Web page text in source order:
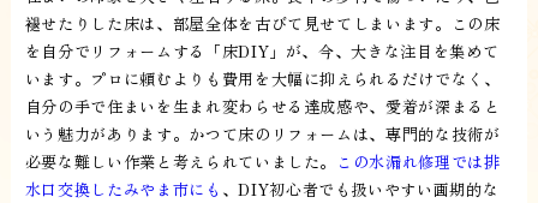
褪せたりした床は、部屋全体を古びて見せてしまいます。この床
を自分でリフォームする「床DIY」が、今、大きな注目を集めて
います。プロに頼むよりも費用を大幅に抑えられるだけでなく、
自分の手で住まいを生まれ変わらせる達成感や、愛着が深まると
いう魅力があります。かつて床のリフォームは、専門的な技術が
必要な難しい作業と考えられていました。
この水漏れ修理では排
水口交換したみやま市にも 、DIY初心者でも扱いやすい画期的な